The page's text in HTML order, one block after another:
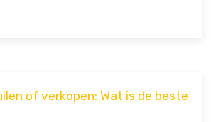
of verkopen: Wat is de beste